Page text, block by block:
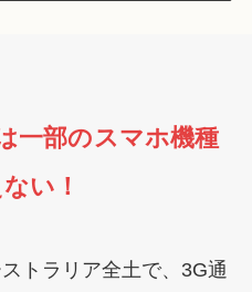
一部のスマホ機種
い！
トラリア全土で、3G通